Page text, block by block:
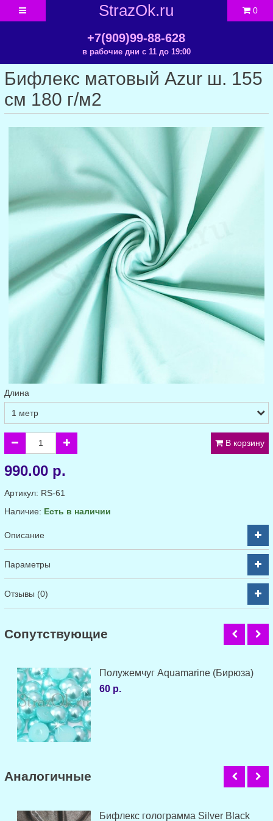
StrazOk.ru
+7(909)99-88-628
в рабочие дни с 11 до 19:00
0
Бифлекс матовый Azur ш. 155
см 180 г/м2
Длина
В корзину
990.00 р.
Артикул: RS-61
Наличие: Есть в наличии
Описание
Параметры
Отзывы (0)
Cопутствующие
Полужемчуг Aquamarine (Бирюза)
60 р.
Аналогичные
Бифлекс голограмма Silver Black